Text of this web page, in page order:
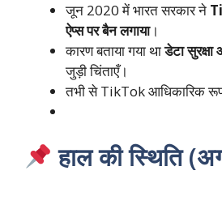
जून 2020 में भारत सरकार ने
ऐप्स पर बैन लगाया।
कारण बताया गया थाडेटा सुरक्षा
जुड़ी चिंताएँ।
तभी से TikTok आधिकारिक
हाल की स्थिति